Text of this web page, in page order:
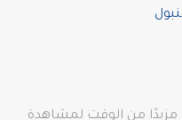
مزيدًا من الوقت لمشاهدة